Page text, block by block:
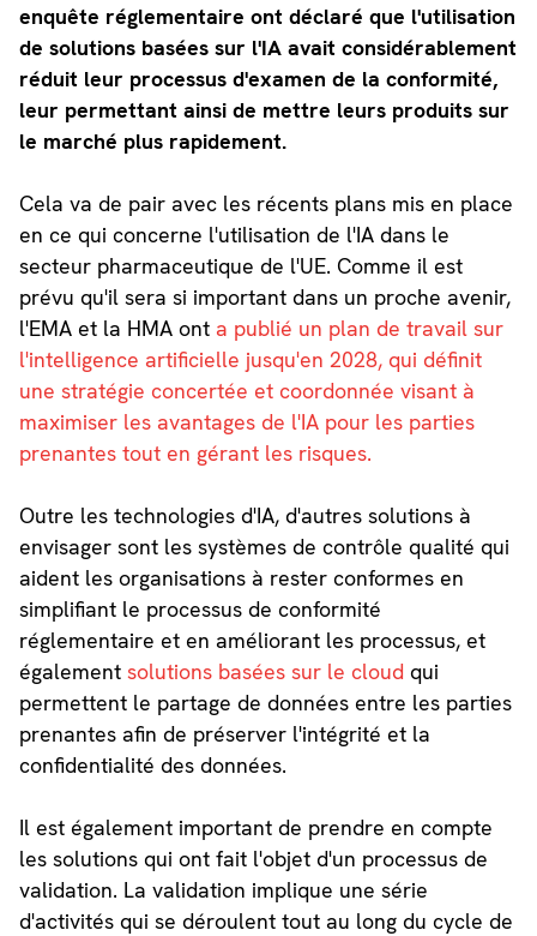
enquête réglementaire ont déclaré que l'utilisation
de solutions basées sur l'IA avait considérablement
réduit leur processus d'examen de la conformité,
leur permettant ainsi de mettre leurs produits sur
le marché plus rapidement.
Cela va de pair avec les récents plans mis en place
en ce qui concerne l'utilisation de l'IA dans le
secteur pharmaceutique de l'UE. Comme il est
prévu qu'il sera si important dans un proche avenir,
l'EMA et la HMA ont a publié un plan de travail sur
l'intelligence artificielle jusqu'en 2028, qui définit
une stratégie concertée et coordonnée visant à
maximiser les avantages de l'IA pour les parties
prenantes tout en gérant les risques.
Outre les technologies d'IA, d'autres solutions à
envisager sont les systèmes de contrôle qualité qui
aident les organisations à rester conformes en
simplifiant le processus de conformité
réglementaire et en améliorant les processus, et
également solutions basées sur le cloud qui
permettent le partage de données entre les parties
prenantes afin de préserver l'intégrité et la
confidentialité des données.
Il est également important de prendre en compte
les solutions qui ont fait l'objet d'un processus de
validation. La validation implique une série
d'activités qui se déroulent tout au long du cycle de